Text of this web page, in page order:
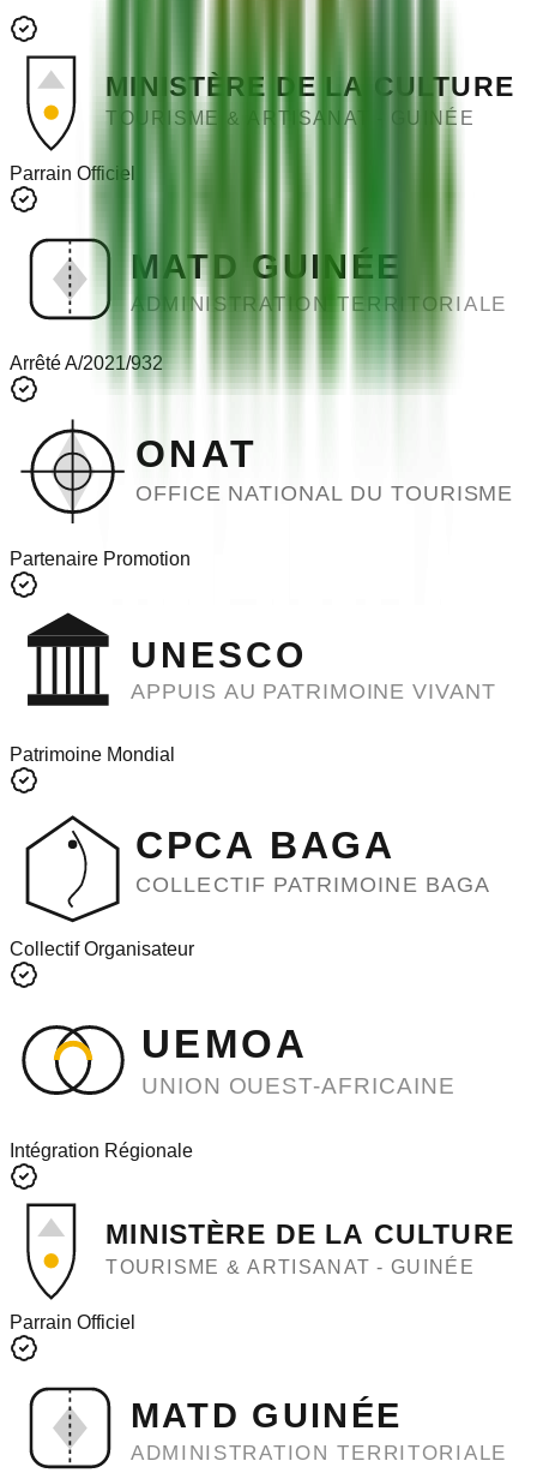
MINISTÈRE DE LA CULTURE
TOURISME & ARTISANAT - GUINÉE
Parrain Officiel
MATD GUINÉE
ADMINISTRATION TERRITORIALE
Arrêté A/2021/932
ONAT
OFFICE NATIONAL DU TOURISME
Partenaire Promotion
UNESCO
APPUIS AU PATRIMOINE VIVANT
Patrimoine Mondial
CPCA BAGA
COLLECTIF PATRIMOINE BAGA
Collectif Organisateur
UEMOA
UNION OUEST-AFRICAINE
Intégration Régionale
MINISTÈRE DE LA CULTURE
TOURISME & ARTISANAT - GUINÉE
Parrain Officiel
MATD GUINÉE
ADMINISTRATION TERRITORIALE